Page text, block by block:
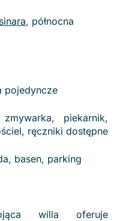
, północna
pojedyncze
piekarnik,
ręczniki dostępne
basen, parking
willa oferuje